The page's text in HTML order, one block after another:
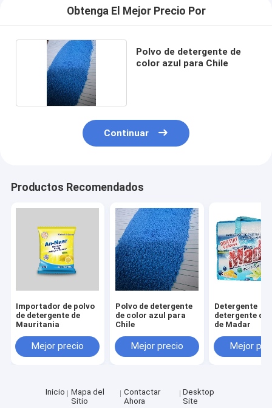
Obtenga El Mejor Precio Por
Polvo de detergente de
color azul para Chile
Continuar
Productos Recomendados
Importador de polvo
de detergente de
Mauritania
Mejor precio
Polvo de detergente
de color azul para
Chile
Mejor precio
Detergente
detergente
de Madar
Mejor
Inicio
Mapa del
Sitio
Contactar
Ahora
Desktop
Site